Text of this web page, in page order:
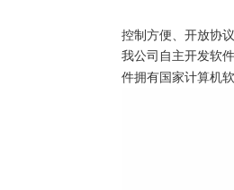
控制方便、开放协议
我公司自主开发软
件拥有国家计算机